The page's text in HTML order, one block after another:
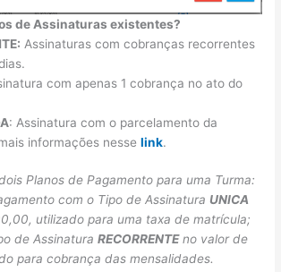
de Assinaturas existentes?
Assinaturas com cobranças recorrentes
com apenas 1 cobrança no ato do
: Assinatura com o parcelamento da
informações nesselink.
Planos de Pagamento para uma Turma:
com o Tipo de Assinatura UNICA
utilizado para uma taxa de matrícula;
de AssinaturaRECORRENTEno valor de
para cobrança das mensalidades.